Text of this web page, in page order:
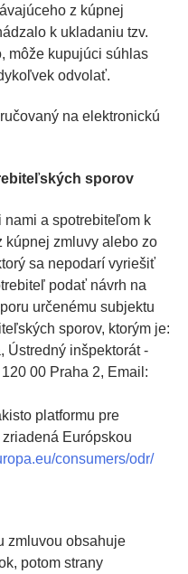
z kúpnej
k ukladaniu tzv.
môže kupujúci súhlas
odvolať.
na elektronickú
sporov
nami a spotrebiteľom k
kúpnej zmluvy alebo zo
sa nepodarí vyriešiť
podať návrh na
určenému subjektu
sporov, ktorým je:
Ústredný inšpektorát -
00 Praha 2, Email:
platformu pre
Európskou
consumers/odr/
zmluvou obsahuje
potom strany